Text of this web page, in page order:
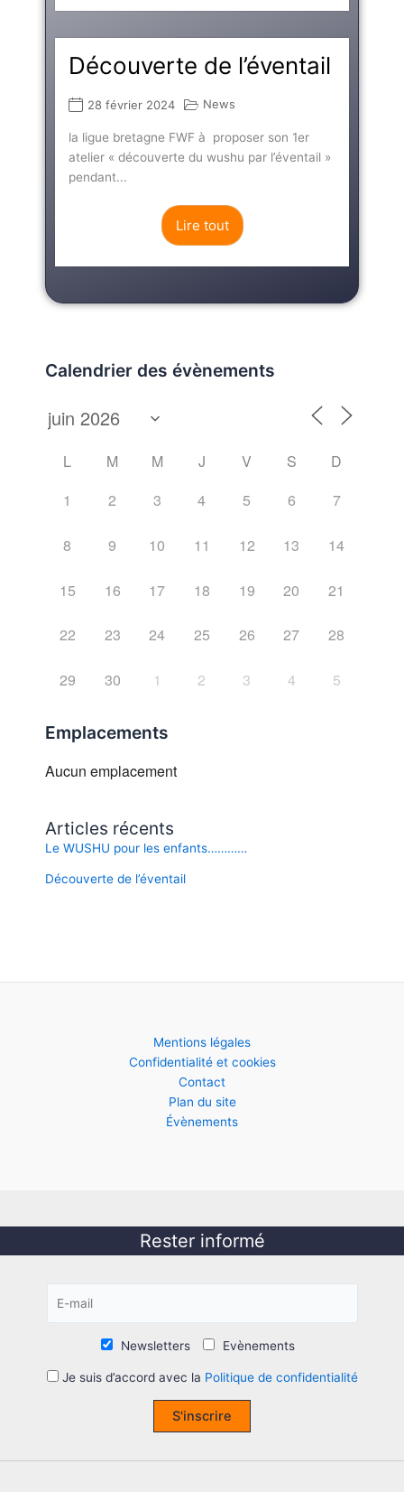
Découverte de l’éventail
28 février 2024 News
la ligue bretagne FWF à proposer son 1er
atelier « découverte du wushu par l’éventail »
pendant...
Lire tout
Calendrier des évènements
L M M J V S
D
1
2 3 4 5 6 7
8 9 10 11 12 13 14
15 16 17 18 19 20 21
22 23 24 25 26 27 28
29 30 1 2 3 4 5
Emplacements
Aucun emplacement
Articles récents
Le WUSHU pour les enfants…………
Découverte de l’éventail
Mentions légales
Confidentialité et cookies
Contact
Plan du site
Évènements
Rester informé
Newsletters Evènements
Je suis d’accord avec la Politique de confidentialité
S'inscrire